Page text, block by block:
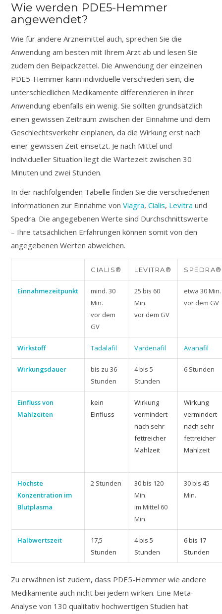
Wie werden PDE5-Hemmer
angewendet?
Wie für andere Arzneimittel auch, sprechen Sie die
Anwendung am besten mit Ihrem Arzt ab und lesen Sie
zudem den Beipackzettel. Die Anwendung der einzelnen
PDE5-Hemmer kann individuelle verschieden sein, die
unterschiedlichen Medikamente differenzieren in ihrer
Anwendung ebenfalls ein wenig. Sie sollten grundsätzlich
einen gewissen Zeitraum zwischen der Einnahme und dem
Geschlechtsverkehr einplanen, da die Wirkung erst nach
einer gewissen Zeit einsetzt. Je nach Mittel und
individueller Situation liegt die Wartezeit zwischen 30
Minuten und zwei Stunden.
In der nachfolgenden Tabelle finden Sie die verschiedenen
Informationen zur Einnahme von Viagra, Cialis, Levitra und
Spedra. Die angegebenen Werte sind Durchschnittswerte
– Ihre tatsächlichen Erfahrungen können somit von den
angegebenen Werten abweichen.
CIALIS® LEVITRA® SPEDRA®
Einnahmezeitpunkt
mind. 30
Min.
vor dem
GV
25 bis 60
Min.
vor dem GV
etwa 30 Min.
vor dem GV
Wirkstoff Tadalafil Vardenafil Avanafil
Wirkungsdauer
bis zu 36
Stunden
4 bis 5
Stunden
6 Stunden
Einfluss von
Mahlzeiten
kein
Einfluss
Wirkung
vermindert
nach sehr
fett­reicher
Mahlzeit
Wirkung
vermindert
nach sehr
fett­reicher
Mahlzeit
Höchste
Konzentra­tion im
Blutplasma
2 Stunden
30 bis 120
Min.
im Mittel 60
Min.
30 bis 45
Min.
Halbwertszeit
17,5
Stunden
4 bis 5
Stunden
6 bis 17
Stunden
Zu erwähnen ist zudem, dass PDE5-Hemmer wie andere
Medikamente auch nicht bei jedem wirken. Eine Meta-
Analyse von 130 qualitativ hochwertigen Studien hat